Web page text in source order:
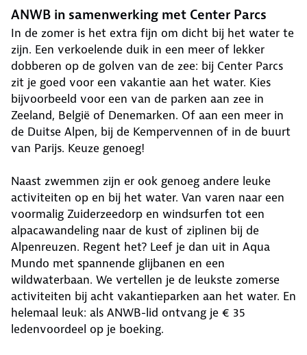
ANWB in samenwerking met Center Parcs
In de zomer is het extra fijn om dicht bij het water te
zijn. Een verkoelende duik in een meer of lekker
dobberen op de golven van de zee: bij Center Parcs
zit je goed voor een vakantie aan het water. Kies
bijvoorbeeld voor een van de parken aan zee in
Zeeland, België of Denemarken. Of aan een meer in
de Duitse Alpen, bij de Kempervennen of in de buurt
van Parijs. Keuze genoeg!
Naast zwemmen zijn er ook genoeg andere leuke
activiteiten op en bij het water. Van varen naar een
voormalig Zuiderzeedorp en windsurfen tot een
alpacawandeling naar de kust of ziplinen bij de
Alpenreuzen. Regent het? Leef je dan uit in Aqua
Mundo met spannende glijbanen en een
wildwaterbaan. We vertellen je de leukste zomerse
activiteiten bij acht vakantieparken aan het water. En
helemaal leuk: als ANWB-lid ontvang je € 35
ledenvoordeel op je boeking.